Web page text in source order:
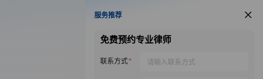
服务推荐
服务推荐
免费预约专业律师
联系方式